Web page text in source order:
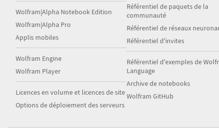
Wolfram|Alpha Notebook Edition
Wolfram|Alpha Pro
Applis mobiles
Wolfram Engine
Wolfram Player
Licences en volume et licences de site
Options de déploiement des serveurs
Référentiel de paquets de la
communauté
Référentiel de réseaux
Référentiel d'invites
Référentiel d'exemples de
Language
Archive de notebooks
Wolfram GitHub